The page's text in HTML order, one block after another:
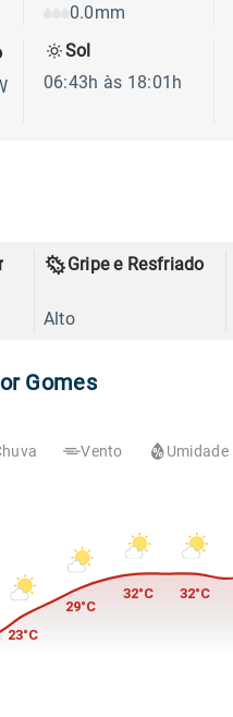
0.0mm
Sol
06:43h às 18:01h
Gripe e Resfriado
Alto
Gomes
Vento Umidade